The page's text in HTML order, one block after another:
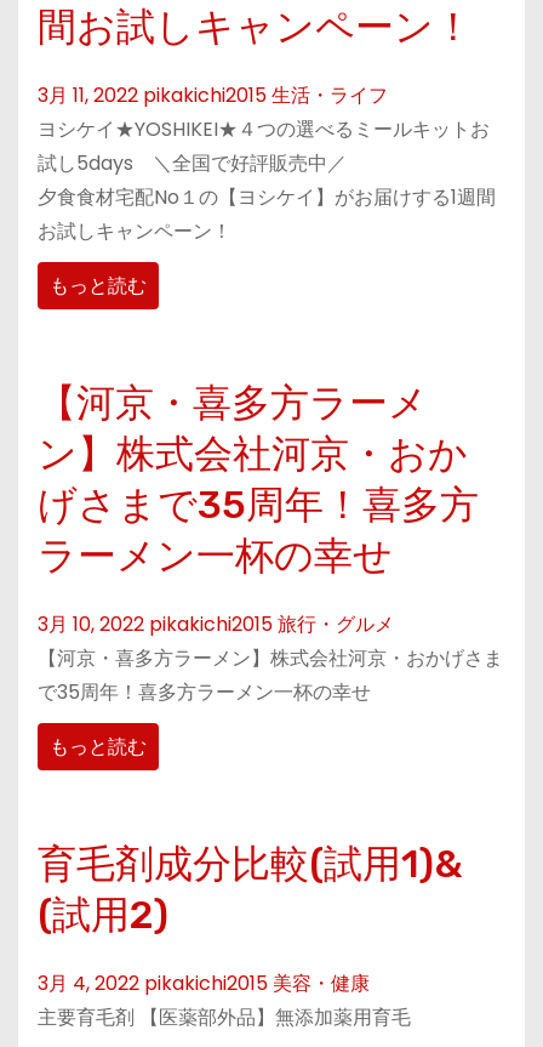
間お試しキャンペーン！
3月 11, 2022 pikakichi2015生活・ライフ
ヨシケイ★YOSHIKEI★４つの選べるミールキットお
試し5days ＼全国で好評販売中／
夕食食材宅配No１の【ヨシケイ】がお届けする1週間
お試しキャンペーン！
もっと読む
【河京・喜多方ラーメ
ン】株式会社河京・おか
げさまで35周年！喜多方
ラーメン一杯の幸せ
3月 10, 2022 pikakichi2015旅行・グルメ
【河京・喜多方ラーメン】株式会社河京・おかげさま
で35周年！喜多方ラーメン一杯の幸せ
もっと読む
育毛剤成分比較(試用1)&
(試用2)
3月 4, 2022 pikakichi2015 美容・健康
主要育毛剤 【医薬部外品】無添加薬用育毛